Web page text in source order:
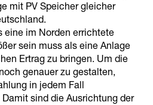
mit PV Speicher gleicher
eine im Norden errichtete
sein muss als eine Anlage
Ertrag zu bringen. Um die
genauer zu gestalten,
in jedem Fall
sind die Ausrichtung der